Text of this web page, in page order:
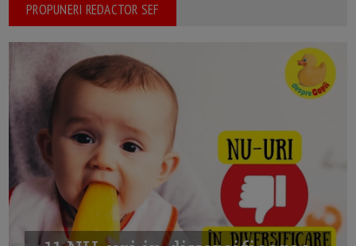
PROPUNERI REDACTOR SEF